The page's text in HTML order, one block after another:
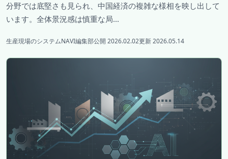
分野では底堅さも見られ、中国経済の複雑な様相を映し出して
います。全体景況感は慎重な局...
生産現場のシステムNAVI編集部公開 2026.02.02更新 2026.05.14